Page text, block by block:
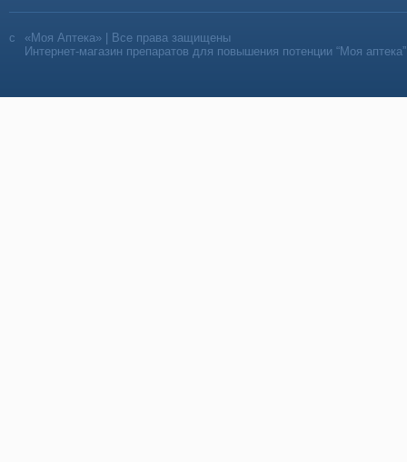
«Моя Аптека» | Все права защищены
Интернет-магазин препаратов для повышения потенции “Моя